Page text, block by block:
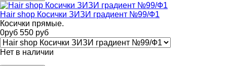
Hair shop Косички ЗИЗИ градиент №99/Ф1
Косички прямые.
0руб 550 руб
Нет в наличии